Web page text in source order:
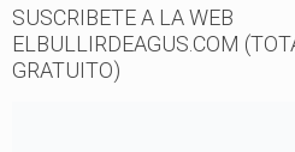
SUSCRIBETE A LA WEB
ELBULLIRDEAGUS.COM
GRATUITO)